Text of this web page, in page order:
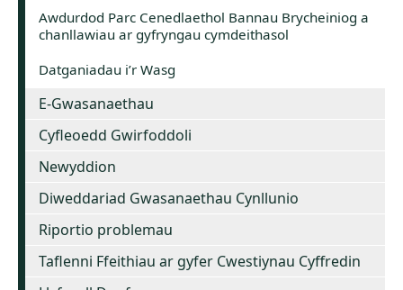
Awdurdod Parc Cenedlaethol Bannau Brycheiniog a
chanllawiau ar gyfryngau cymdeithasol
Datganiadau i’r Wasg
E-Gwasanaethau
Cyfleoedd Gwirfoddoli
Newyddion
Diweddariad Gwasanaethau Cynllunio
Riportio problemau
Taflenni Ffeithiau ar gyfer Cwestiynau Cyffredin